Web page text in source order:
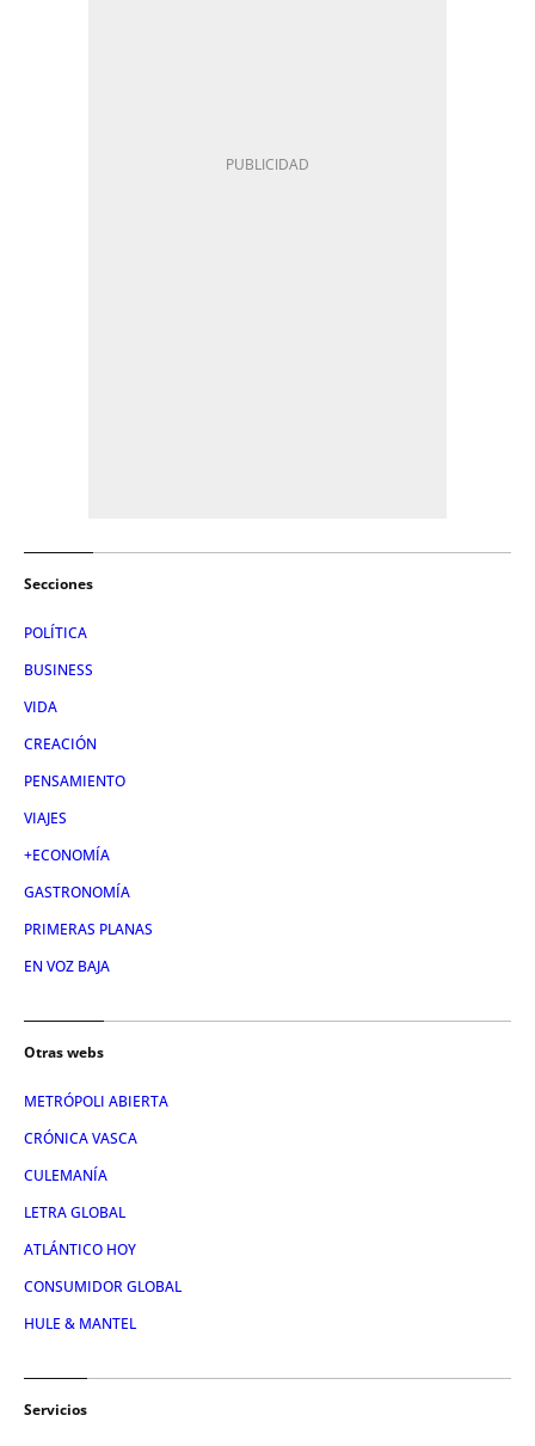
Secciones
POLÍTICA
BUSINESS
VIDA
CREACIÓN
PENSAMIENTO
VIAJES
+ECONOMÍA
GASTRONOMÍA
PRIMERAS PLANAS
EN VOZ BAJA
Otras webs
METRÓPOLI ABIERTA
CRÓNICA VASCA
CULEMANÍA
LETRA GLOBAL
ATLÁNTICO HOY
CONSUMIDOR GLOBAL
HULE & MANTEL
Servicios